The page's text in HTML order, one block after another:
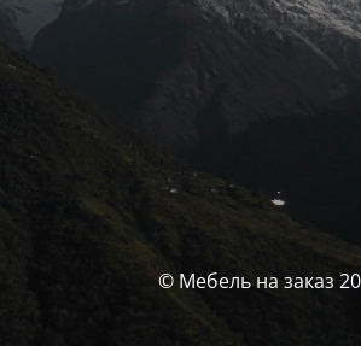
© Мебель на заказ